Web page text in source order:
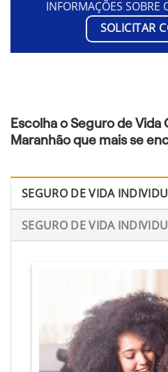
INFORMAÇÕES SOBRE
SOLICITAR
Escolha o Seguro de Vida
Maranhão que mais se
SEGURO DE VIDA
SEGURO DE VIDA